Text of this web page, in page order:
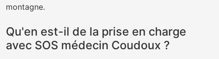
montagne.
Qu'en est-il de la prise en charge
avec SOS médecin Coudoux ?